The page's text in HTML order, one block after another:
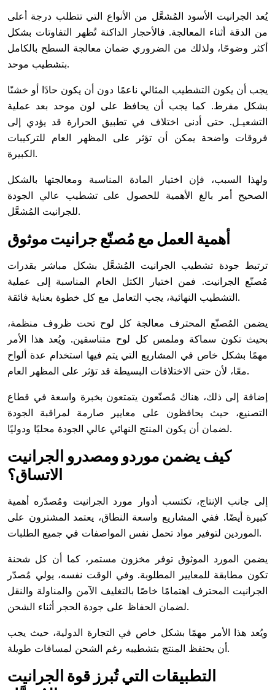
يُعد الجرانيت الأسود المُشعَّل من الأنواع التي تتطلب درجة أعلى
من الدقة أثناء المعالجة. فالأحجار الداكنة تُظهر التفاوتات بشكل
أكثر وضوحًا، ولذلك من الضروري ضمان معالجة السطح بالكامل
بتشطيب موحد.
يجب أن يكون التشطيب المثالي ناعمًا دون أن يكون حادًا أو خشنًا
بشكل مفرط. كما يجب أن يحافظ على لون موحد بعد عملية
التشعيـل. حتى أدنى اختلاف في تطبيق الحرارة قد يؤدي إلى
فروقات واضحة يمكن أن تؤثر على المظهر العام للتركيبات
الكبيرة.
ولهذا السبب، فإن اختيار المادة المناسبة ومعالجتها بالشكل
الصحيح أمر بالغ الأهمية للحصول على تشطيب عالي الجودة
للجرانيت المُشعَّل.
أهمية العمل مع مُصنّع جرانيت موثوق
ترتبط جودة تشطيب الجرانيت المُشعَّل بشكل مباشر بقدرات
مُصنّع الجرانيت. فمن اختيار الكتل الخام المناسبة إلى عملية
التشطيب النهائية، يجب التعامل مع كل خطوة بعناية فائقة.
يضمن المُصنّع المحترف معالجة كل لوح تحت ظروف منظمة،
بحيث تكون سماكة وملمس كل لوح متناسقين. ويُعد هذا الأمر
مهمًا بشكل خاص في المشاريع التي يتم فيها استخدام عدة ألواح
معًا، لأن حتى الاختلافات البسيطة قد تؤثر على المظهر العام.
إضافة إلى ذلك، هناك مُصنّعون يتمتعون بخبرة واسعة في قطاع
التصنيع، حيث يحافظون على معايير صارمة لمراقبة الجودة
لضمان أن يكون المنتج النهائي عالي الجودة محليًا ودوليًا.
كيف يضمن موردو ومصدرو الجرانيت
الاتساق؟
إلى جانب الإنتاج، تكتسب أدوار مورد الجرانيت ومُصدّره أهمية
كبيرة أيضًا. ففي المشاريع واسعة النطاق، يعتمد المشترون على
الموردين لتوفير مواد تحمل نفس المواصفات في جميع الطلبات.
يضمن المورد الموثوق توفر مخزون مستمر، كما أن كل شحنة
تكون مطابقة للمعايير المطلوبة. وفي الوقت نفسه، يولي مُصدّر
الجرانيت المحترف اهتمامًا خاصًا بالتغليف الآمن والمناولة والنقل
لضمان الحفاظ على جودة الحجر أثناء الشحن.
ويُعد هذا الأمر مهمًا بشكل خاص في التجارة الدولية، حيث يجب
أن يحتفظ المنتج بتشطيبه رغم الشحن لمسافات طويلة.
التطبيقات التي تُبرز قوة الجرانيت